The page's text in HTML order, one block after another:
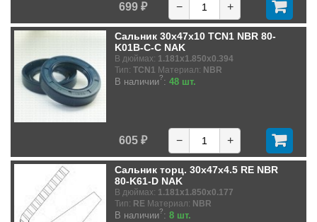
699 ₽ − +
Сальник 30x47x10 TCN1 NBR 80-
K01B-C-C NAK
В дюймах: 1.181x1.850x0.394
Тип: TCN1 Материал: NBR
В наличии?: 48 шт.
605 ₽ − +
Сальник торц. 30x47x4.5 RE NBR
80-K61-D NAK
В дюймах: 1.181x1.850x0.177
Тип: RE Материал: NBR
В наличии?: 8 шт.